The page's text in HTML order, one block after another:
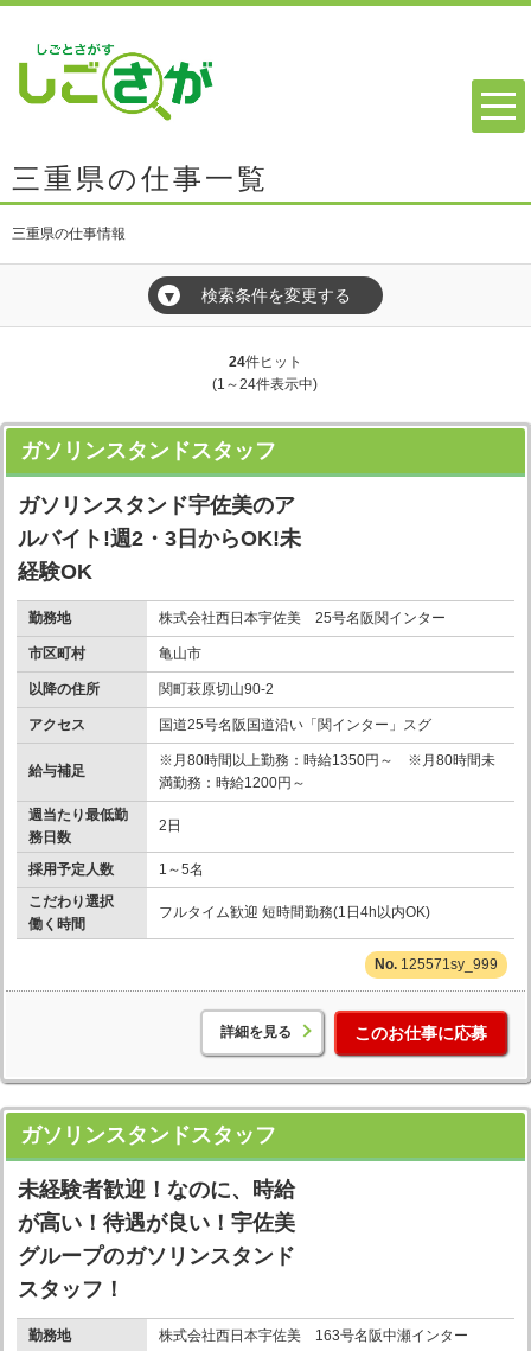
三重県の仕事一覧
三重県の仕事情報
▼ 検索条件を変更する
24件ヒット
(1～24件表示中)
ガソリンスタンドスタッフ
ガソリンスタンド宇佐美のア
ルバイト!週2・3日からOK!未
経験OK
勤務地 株式会社西日本宇佐美 25号名阪関インター
市区町村 亀山市
以降の住所 関町萩原切山90-2
アクセス 国道25号名阪国道沿い「関インター」スグ
給与補足
※月80時間以上勤務：時給1350円～ ※月80時間未
満勤務：時給1200円～
週当たり最低勤
務日数
2日
採用予定人数
1～5名
こだわり選択
働く時間
フルタイム歓迎 短時間勤務(1日4h以内OK)
125571sy_999
詳細を見る このお仕事に応募
ガソリンスタンドスタッフ
未経験者歓迎！なのに、時給
が高い！待遇が良い！宇佐美
グループのガソリンスタンド
スタッフ！
勤務地 株式会社西日本宇佐美 163号名阪中瀬インター